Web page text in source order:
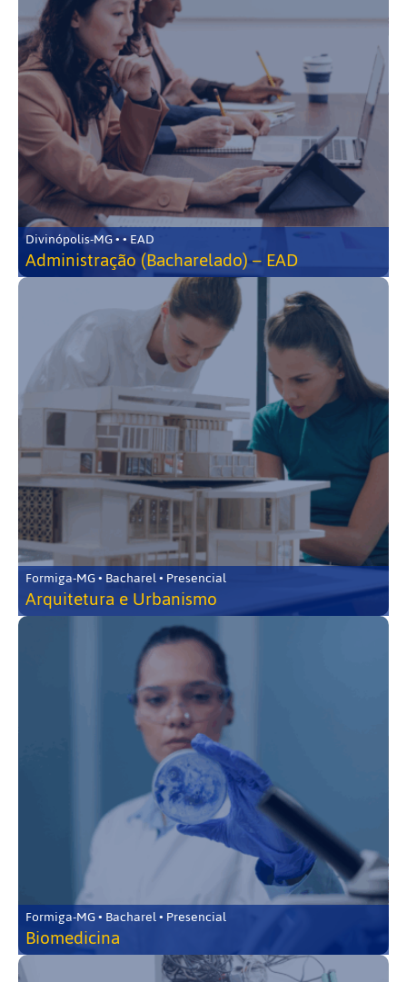
Divinópolis-MG • • EAD
Administração (Bacharelado) – EAD
Formiga-MG • Bacharel • Presencial
Arquitetura e Urbanismo
Formiga-MG • Bacharel • Presencial
Biomedicina